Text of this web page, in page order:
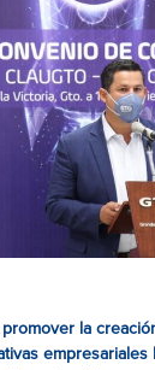
la
empresariales